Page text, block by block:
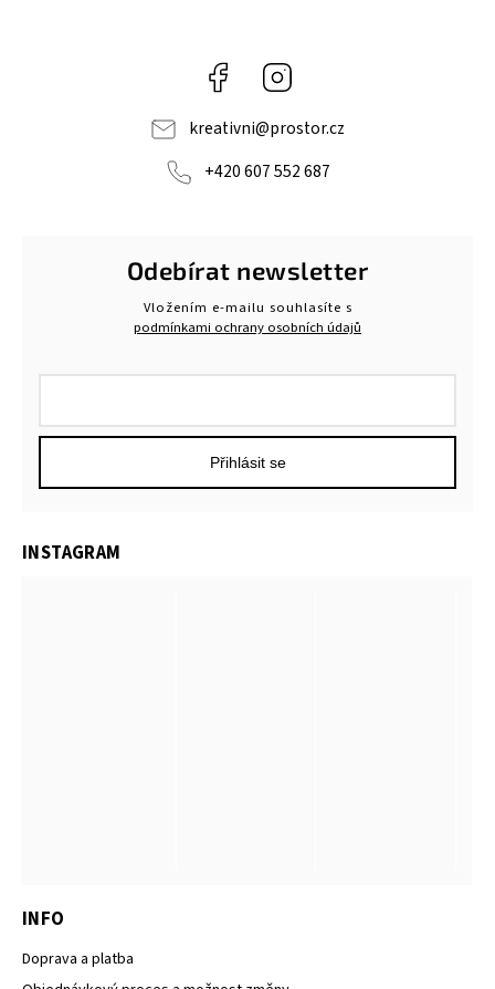
Facebook
kreativni@prostor.cz
+420 607 552 687
Odebírat newsletter
Vložením e-mailu souhlasíte s
podmínkami ochrany osobních údajů
Přihlásit se
INFO
Doprava a platba
INSTAGRAM